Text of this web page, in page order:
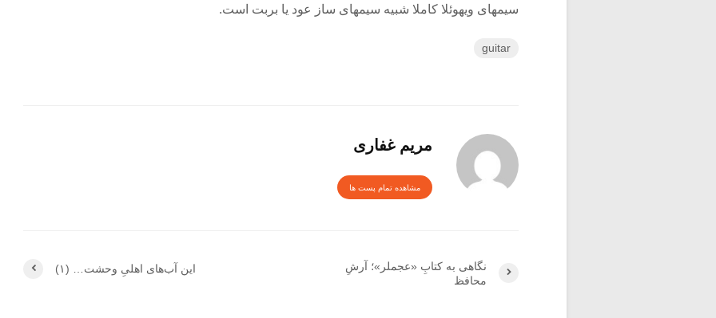
سیمهای ویهوئلا کاملا شبیه سیمهای ساز عود یا بربت است.
guitar
مریم غفاری
مشاهده تمام پست ها
این آب‌های اهلیِ وحشت… (۱)
نگاهی به کتابِ «عجملر»؛ آرشِ
محافظ